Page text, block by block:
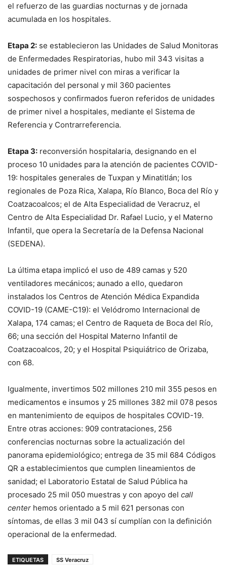
el refuerzo de las guardias nocturnas y de jornada
acumulada en los hospitales.
Etapa 2: se establecieron las Unidades de Salud Monitoras
de Enfermedades Respiratorias, hubo mil 343 visitas a
unidades de primer nivel con miras a verificar la
capacitación del personal y mil 360 pacientes
sospechosos y confirmados fueron referidos de unidades
de primer nivel a hospitales, mediante el Sistema de
Referencia y Contrarreferencia.
Etapa 3: reconversión hospitalaria, designando en el
proceso 10 unidades para la atención de pacientes COVID-
19: hospitales generales de Tuxpan y Minatitlán; los
regionales de Poza Rica, Xalapa, Río Blanco, Boca del Río y
Coatzacoalcos; el de Alta Especialidad de Veracruz, el
Centro de Alta Especialidad Dr. Rafael Lucio, y el Materno
Infantil, que opera la Secretaría de la Defensa Nacional
(SEDENA).
La última etapa implicó el uso de 489 camas y 520
ventiladores mecánicos; aunado a ello, quedaron
instalados los Centros de Atención Médica Expandida
COVID-19 (CAME-C19): el Velódromo Internacional de
Xalapa, 174 camas; el Centro de Raqueta de Boca del Río,
66; una sección del Hospital Materno Infantil de
Coatzacoalcos, 20; y el Hospital Psiquiátrico de Orizaba,
con 68.
Igualmente, invertimos 502 millones 210 mil 355 pesos en
medicamentos e insumos y 25 millones 382 mil 078 pesos
en mantenimiento de equipos de hospitales COVID-19.
Entre otras acciones: 909 contrataciones, 256
conferencias nocturnas sobre la actualización del
panorama epidemiológico; entrega de 35 mil 684 Códigos
QR a establecimientos que cumplen lineamientos de
sanidad; el Laboratorio Estatal de Salud Pública ha
procesado 25 mil 050 muestras y con apoyo del call
center hemos orientado a 5 mil 621 personas con
síntomas, de ellas 3 mil 043 sí cumplían con la definición
operacional de la enfermedad.
ETIQUETAS SS Veracruz